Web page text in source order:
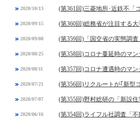
2020/10/13 (第361回)三菱地所･近鉄不「
2020/09/15 (第360回)総務省が注目する
2020/09/08 (第359回)「国交省の実態調
2020/08/25 (第358回)コロナ蔓延時のマ
2020/08/11 (第357回)コロナ遭遇時のマ
2020/07/21 (第356回)リクルートが｢新型
2020/07/07 (第355回)野村総研の「新設
2020/06/16 (第354回)ライフル社調査「